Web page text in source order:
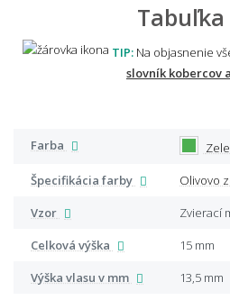
TIP: Na objasnenie
slovník kobercov
Farba
Špecifikácia farby
Olivovo
Vzor
Zvierací
Celková výška
15 mm
Výška vlasu v mm
13,5 mm